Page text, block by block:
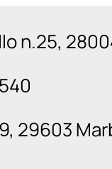
n.25,
29603